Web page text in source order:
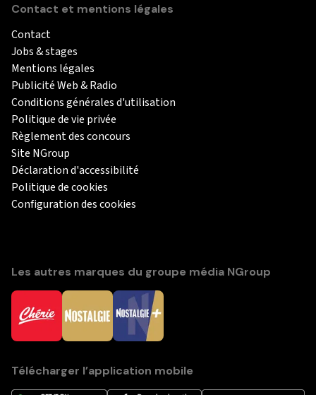
Contact et mentions légales
Contact
Jobs & stages
Mentions légales
Publicité Web & Radio
Conditions générales d'utilisation
Politique de vie privée
Règlement des concours
Site NGroup
Déclaration d'accessibilité
Politique de cookies
Configuration des cookies
Les autres marques du groupe média NGroup
Télécharger l’application mobile